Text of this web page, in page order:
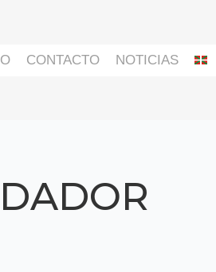
CONTACTO NOTICIAS